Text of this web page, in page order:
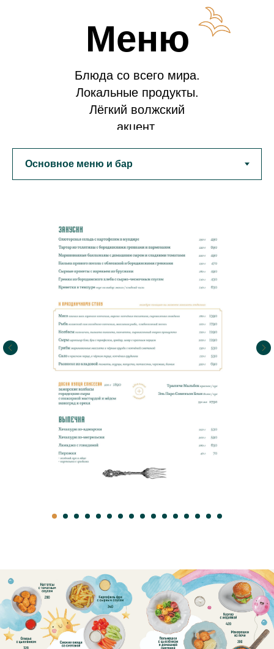
Меню
Локальные продукты.
Лёгкий волжский
акцент.